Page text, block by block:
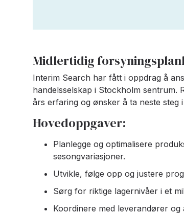
Midlertidig
Interim Search har fått i oppdrag å
handelsselskap i Stockholm sentrum.
års erfaring og ønsker å ta neste steg
Hovedoppgaver:
Planlegge og optimalisere
sesongvariasjoner.
Utvikle, følge opp og justere
Sørg for riktige lagernivåer i et
Koordinere med leverandører